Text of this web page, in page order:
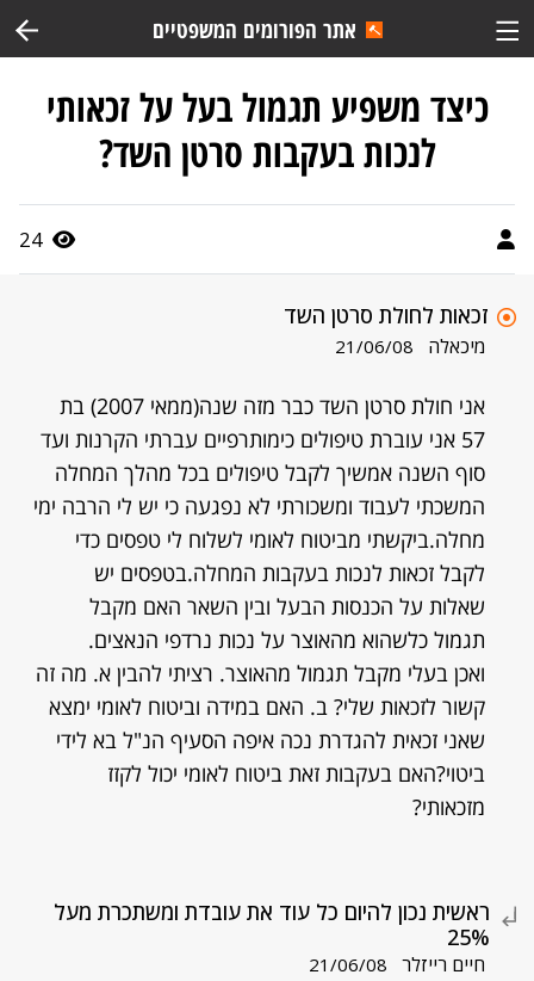
אתר הפורומים המשפטיים
כיצד משפיע תגמול בעל על זכאותי
לנכות בעקבות סרטן השד?
24
זכאות לחולת סרטן השד
מיכאלה 21/06/08
אני חולת סרטן השד כבר מזה שנה(ממאי 2007) בת
57 אני עוברת טיפולים כימותרפיים עברתי הקרנות ועד
סוף השנה אמשיך לקבל טיפולים בכל מהלך המחלה
המשכתי לעבוד ומשכורתי לא נפגעה כי יש לי הרבה ימי
מחלה.ביקשתי מביטוח לאומי לשלוח לי טפסים כדי
לקבל זכאות לנכות בעקבות המחלה.בטפסים יש
שאלות על הכנסות הבעל ובין השאר האם מקבל
תגמול כלשהוא מהאוצר על נכות נרדפי הנאצים.
ואכן בעלי מקבל תגמול מהאוצר. רציתי להבין א. מה זה
קשור לזכאות שלי? ב. האם במידה וביטוח לאומי ימצא
שאני זכאית להגדרת נכה איפה הסעיף הנ"ל בא לידי
ביטוי?האם בעקבות זאת ביטוח לאומי יכול לקזז
מזכאותי?
ראשית נכון להיום כל עוד את עובדת ומשתכרת מעל
25%
חיים רייזלר 21/06/08